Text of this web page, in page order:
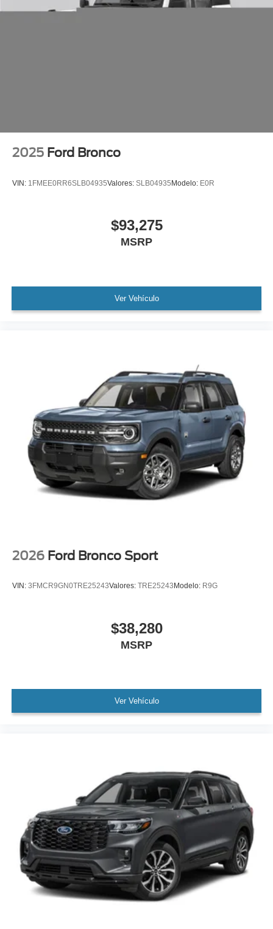
2025 Ford Bronco
VIN: 1FMEE0RR6SLB04935Valores: SLB04935Modelo: E0R
$93,275
MSRP
Ver Vehículo
2026 Ford Bronco Sport
VIN: 3FMCR9GN0TRE25243Valores: TRE25243 Modelo: R9G
$38,280
MSRP
Ver Vehículo